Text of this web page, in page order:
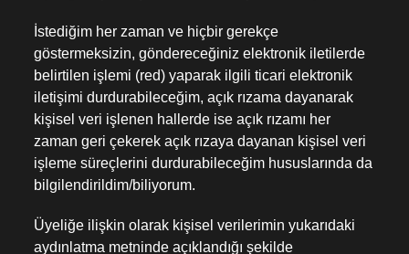
İstediğim her zaman ve hiçbir gerekçe
göstermeksizin, göndereceğiniz elektronik iletilerde
belirtilen işlemi (red) yaparak ilgili ticari elektronik
iletişimi durdurabileceğim, açık rızama dayanarak
kişisel veri işlenen hallerde ise açık rızamı her
zaman geri çekerek açık rızaya dayanan kişisel veri
işleme süreçlerini durdurabileceğim hususlarında da
bilgilendirildim/biliyorum.
Üyeliğe ilişkin olarak kişisel verilerimin yukarıdaki
aydınlatma metninde açıklandığı şekilde